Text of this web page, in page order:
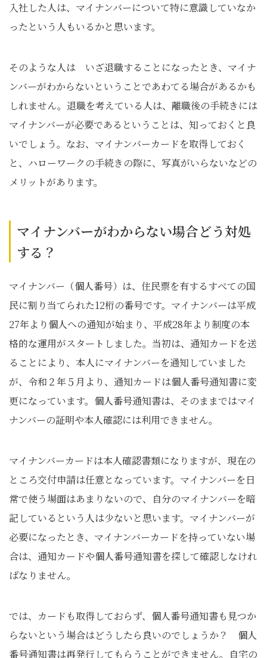
入社した人は、マイナンバーについて特に意識していなか
ったという人もいるかと思います。
そのような人は いざ退職することになったとき、マイナ
ンバーがわからないということであわてる場合があるかも
しれません。退職を考えている人は、離職後の手続きには
マイナンバーが必要であるということは、知っておくと良
いでしょう。なお、マイナンバーカードを取得しておく
と、ハローワークの手続きの際に、写真がいらないなどの
メリットがあります。
マイナンバーがわからない場合どう対処
する？
マイナンバー（個人番号）は、住民票を有するすべての国
民に割り当てられた12桁の番号です。マイナンバーは平成
27年より個人への通知が始まり、平成28年より制度の本
格的な運用がスタートしました。当初は、通知カードを送
ることにより、本人にマイナンバーを通知していました
が、令和２年５月より、通知カードは個人番号通知書に変
更になっています。個人番号通知書は、そのままではマイ
ナンバーの証明や本人確認には利用できません。
マイナンバーカードは本人確認書類になりますが、現在の
ところ交付申請は任意となっています。マイナンバーを日
常で使う場面はあまりないので、自分のマイナンバーを暗
記しているという人は少ないと思います。マイナンバーが
必要になったとき、マイナンバーカードを持っていない場
合は、通知カードや個人番号通知書を探して確認しなけれ
ばなりません。
では、カードも取得しておらず、個人番号通知書も見つか
らないという場合はどうしたら良いのでしょうか？ 個人
番号通知書は再発行してもらうことができません。自宅の